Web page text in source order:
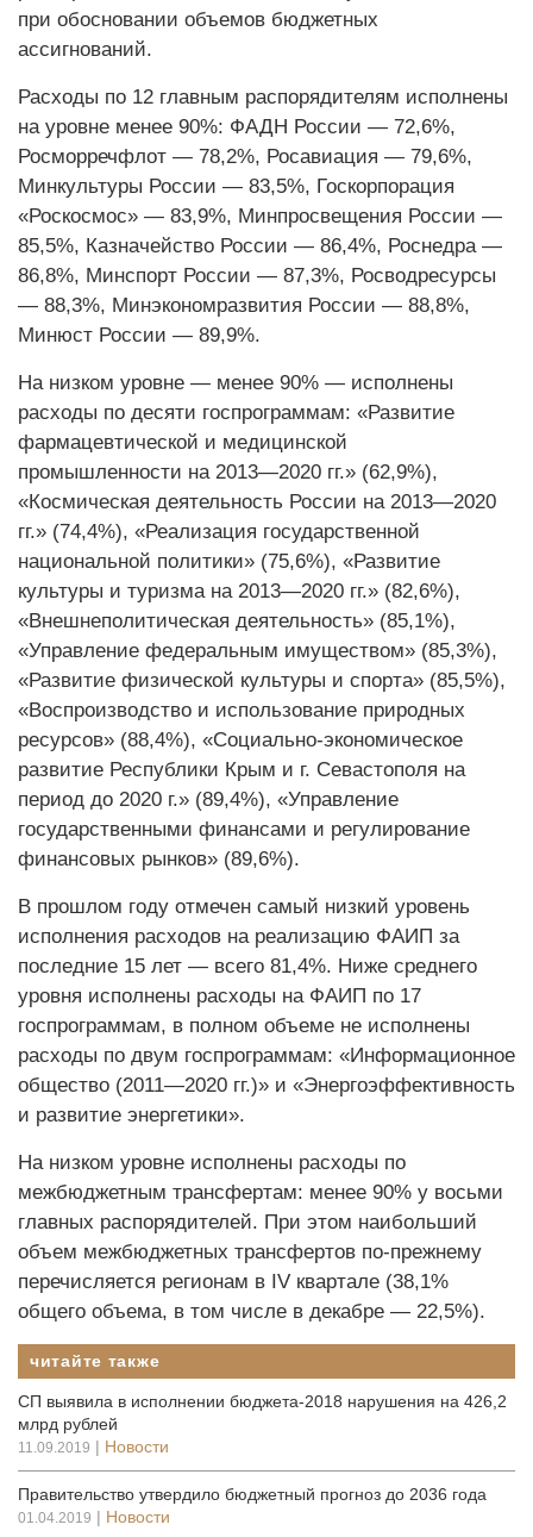
при обосновании объемов бюджетных
ассигнований.
Расходы по 12 главным распорядителям исполнены
на уровне менее 90%: ФАДН России — 72,6%,
Росморречфлот — 78,2%, Росавиация — 79,6%,
Минкультуры России — 83,5%, Госкорпорация
«Роскосмос» — 83,9%, Минпросвещения России —
85,5%, Казначейство России — 86,4%, Роснедра —
86,8%, Минспорт России — 87,3%, Росводресурсы
— 88,3%, Минэкономразвития России — 88,8%,
Минюст России — 89,9%.
На низком уровне — менее 90% — исполнены
расходы по десяти госпрограммам: «Развитие
фармацевтической и медицинской
промышленности на 2013—2020 гг.» (62,9%),
«Космическая деятельность России на 2013—2020
гг.» (74,4%), «Реализация государственной
национальной политики» (75,6%), «Развитие
культуры и туризма на 2013—2020 гг.» (82,6%),
«Внешнеполитическая деятельность» (85,1%),
«Управление федеральным имуществом» (85,3%),
«Развитие физической культуры и спорта» (85,5%),
«Воспроизводство и использование природных
ресурсов» (88,4%), «Социально-экономическое
развитие Республики Крым и г. Севастополя на
период до 2020 г.» (89,4%), «Управление
государственными финансами и регулирование
финансовых рынков» (89,6%).
В прошлом году отмечен самый низкий уровень
исполнения расходов на реализацию ФАИП за
последние 15 лет — всего 81,4%. Ниже среднего
уровня исполнены расходы на ФАИП по 17
госпрограммам, в полном объеме не исполнены
расходы по двум госпрограммам: «Информационное
общество (2011—2020 гг.)» и «Энергоэффективность
и развитие энергетики».
На низком уровне исполнены расходы по
межбюджетным трансфертам: менее 90% у восьми
главных распорядителей. При этом наибольший
объем межбюджетных трансфертов по-прежнему
перечисляется регионам в IV квартале (38,1%
общего объема, в том числе в декабре — 22,5%).
читайте также
СП выявила в исполнении бюджета-2018 нарушения на 426,2
млрд рублей
11.09.2019 | Новости
Правительство утвердило бюджетный прогноз до 2036 года
01.04.2019 | Новости